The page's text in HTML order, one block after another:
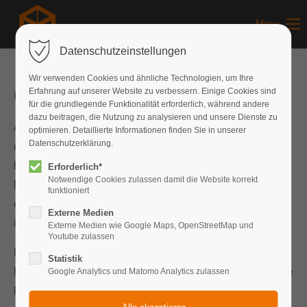
Menu
Grossveranstaltungen
Als professioneller Partner stehen wir Ihnen gerne mit
unserer Erfahrung und unserem breiten Repertoire an
Bausteinen als kompetenter Berater und zuverlässiger
Dienstleister zur Verfügung. Gemeinsam mit Ihnen
entwickeln wir für Ihren Anlass ein stimmiges Konzept, um
ihren Kunden und Gästen ein besonderes Erlebnis zu bieten.
Insbesondere im Hinblick auf Veranstaltungstechnik,
Feuerwerke- und Pyro-Shows verfügen wir über langjährige
Erfahrung, was sich perfekt mit weiteren Elementen zu
Datenschutzeinstellungen
Wir verwenden Cookies und ähnliche Technologien, um Ihre
Erfahrung auf unserer Website zu verbessern. Einige Cookies sind
für die grundlegende Funktionalität erforderlich, während andere
dazu beitragen, die Nutzung zu analysieren und unsere Dienste zu
optimieren. Detaillierte Informationen finden Sie in unserer
Datenschutzerklärung.
Erforderlich*
Notwendige Cookies zulassen damit die Website korrekt
funktioniert
Externe Medien
Externe Medien wie Google Maps, OpenStreetMap und
Youtube zulassen
Statistik
Google Analytics und Matomo Analytics zulassen